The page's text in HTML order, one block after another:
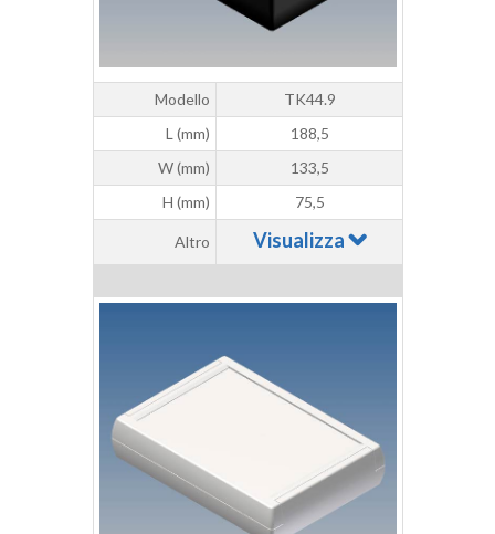
Modello
TK44.9
L (mm)
188,5
W (mm)
133,5
H (mm)
75,5
Altro Visualizza